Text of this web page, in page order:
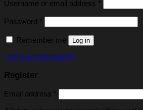
Username or email address *
Password *
Remember me Log in
Lost your password?
Register
Email address *